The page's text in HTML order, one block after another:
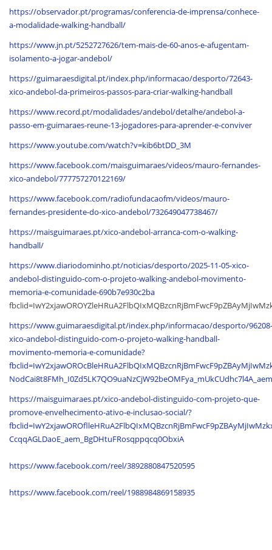
https://observador.pt/programas/conferencia-de-imprensa/conhece-
a-modalidade-walking-handball/
https://www.jn.pt/5252727626/tem-mais-de-60-anos-e-afugentam-
isolamento-a-jogar-andebol/
https://guimaraesdigital.pt/index.php/informacao/desporto/72643-
xico-andebol-da-primeiros-passos-para-criar-walking-handball
https://www.record.pt/modalidades/andebol/detalhe/andebol-a-
passo-em-guimaraes-reune-13-jogadores-para-aprender-e-conviver
https://www.youtube.com/watch?v=kib6btDD_3M
https://www.facebook.com/maisguimaraes/videos/mauro-fernandes-
xico-andebol/777757270122169/
https://www.facebook.com/radiofundacaofm/videos/mauro-
fernandes-presidente-do-xico-andebol/732649047738467/
https://maisguimaraes.pt/xico-andebol-arranca-com-o-walking-
handball/
https://www.diariodominho.pt/noticias/desporto/2025-11-05-xico-
andebol-distinguido-com-o-projeto-walking-andebol-movimento-
memoria-e-comunidade-690b7e930c2ba
https://www.guimaraesdigital.pt/index.php/informacao/desporto/96208-
xico-andebol-distinguido-com-o-projeto-walking-handball-
movimento-memoria-e-comunidade?
https://maisguimaraes.pt/xico-andebol-distinguido-com-projeto-que-
promove-envelhecimento-ativo-e-inclusao-social/?
CcqqAGLDaoE_aem_BgDHtuFRosqppqcq0ObxiA
https://www.facebook.com/reel/3892880847520595
https://www.facebook.com/reel/1988984869158935